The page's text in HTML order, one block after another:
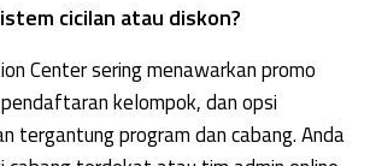
cicilan atau diskon?
Center sering menawarkan promo
kelompok, dan opsi
tergantung program dan cabang. Anda